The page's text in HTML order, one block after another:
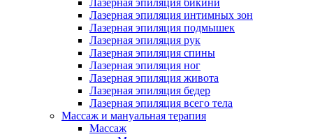
Лазерная эпиляция бикини
Лазерная эпиляция интимных зон
Лазерная эпиляция подмышек
Лазерная эпиляция рук
Лазерная эпиляция спины
Лазерная эпиляция ног
Лазерная эпиляция живота
Лазерная эпиляция бедер
Лазерная эпиляция всего тела
Массаж и мануальная терапия
Массаж